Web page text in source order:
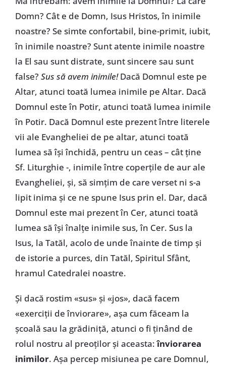
Domn? Cât e de Domn, Isus Hristos, în inimile
noastre? Se simte confortabil, bine-primit, iubit,
în inimile noastre? Sunt atente inimile noastre
la El sau sunt distrate, sunt sincere sau sunt
false? Sus să avem inimile!Dacă Domnul este pe
Altar, atunci toată lumea inimile pe Altar. Dacă
Domnul este în Potir, atunci toată lumea inimile
în Potir. Dacă Domnul este prezent între literele
vii ale Evangheliei de pe altar, atunci toată
lumea să își închidă, pentru un ceas – cât ține
Sf. Liturghie -, inimile între coperțile de aur ale
Evangheliei, și, să simțim de care verset ni s-a
lipit inima și ce ne spune Isus prin el. Dar, dacă
Domnul este mai prezent în Cer, atunci toată
lumea să își înalțe inimile sus, în Cer. Sus la
Isus, la Tatăl, acolo de unde înainte de timp și
de istorie a purces, din Tatăl, Spiritul Sfânt,
hramul Catedralei noastre.
Și dacă rostim «sus» și «jos», dacă facem
«exerciții de înviorare», așa cum făceam la
școală sau la grădiniță, atunci o fi ținând de
rolul nostru al preoților și aceasta:înviorarea
inimilor. Așa percep misiunea pe care Domnul,